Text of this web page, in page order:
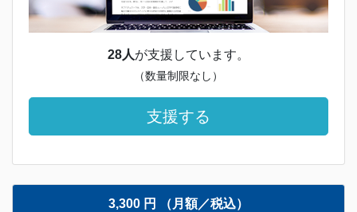
28人が支援しています。
（数量制限なし）
支援する
3,300 円 （月額／税込）